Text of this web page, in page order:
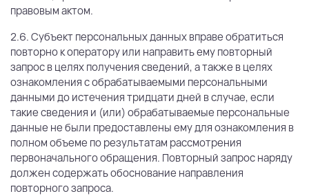
правовым актом.
2.6. Субъект персональных данных вправе обратиться
повторно к оператору или направить ему повторный
запрос в целях получения сведений, а также в целях
ознакомления с обрабатываемыми персональными
данными до истечения тридцати дней в случае, если
такие сведения и (или) обрабатываемые персональные
данные не были предоставлены ему для ознакомления в
полном объеме по результатам рассмотрения
первоначального обращения. Повторный запрос наряду
должен содержать обоснование направления
повторного запроса.